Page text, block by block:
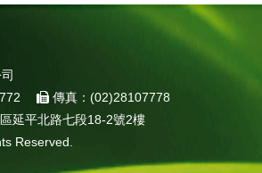
傳真：(02)28107778
延平北路七段18-2號2樓
Reserved.